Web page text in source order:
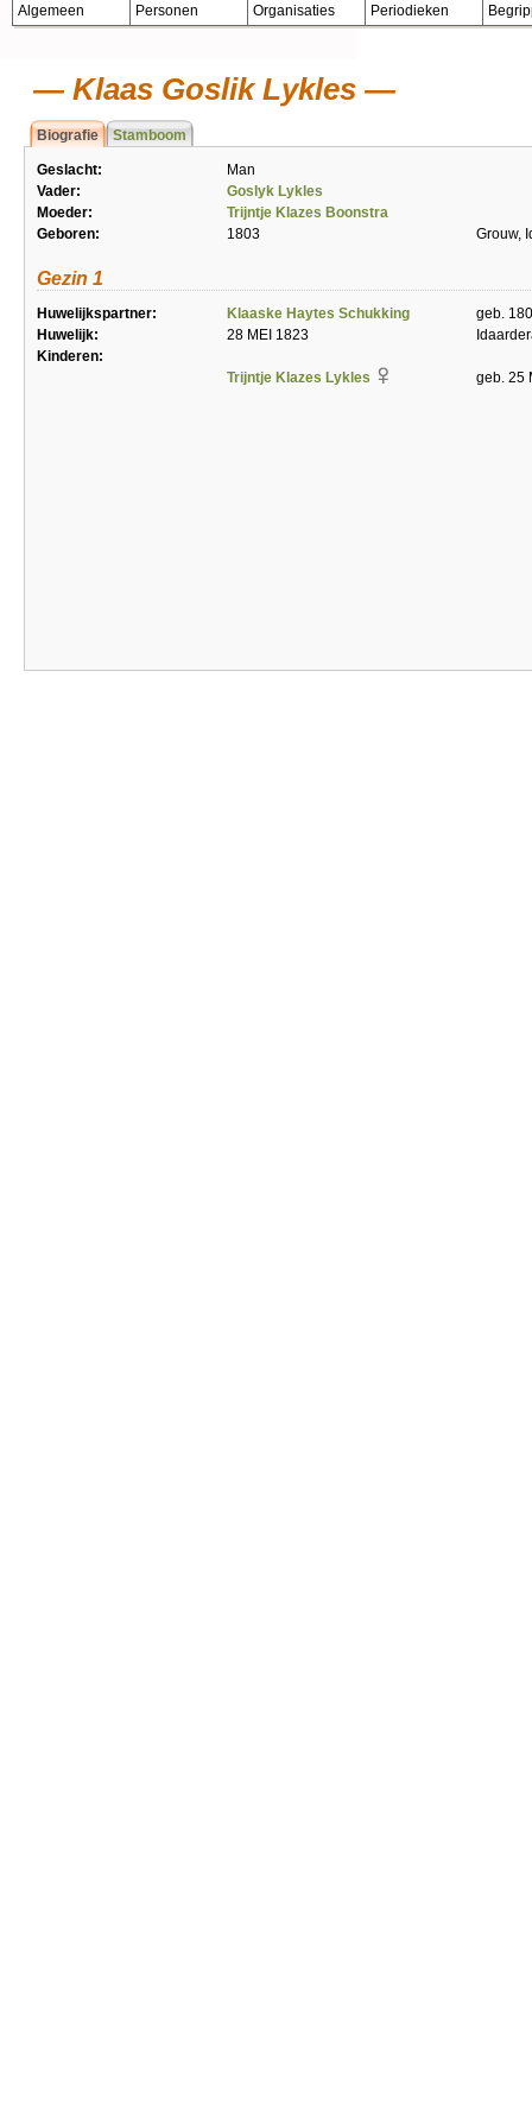
Algemeen Personen Organisaties Periodieken
Klaas Goslik Lykles
Biografie Stamboom
Geslacht:
Man
Vader:
Goslyk Lykles
Moeder:
Trijntje Klazes Boonstra
Geboren:
1803 Grouw,
Gezin 1
Huwelijkspartner: Klaaske Haytes Schukking
geb.
Huwelijk:
28 MEI 1823
Kinderen:
Trijntje Klazes Lykles
geb. 25